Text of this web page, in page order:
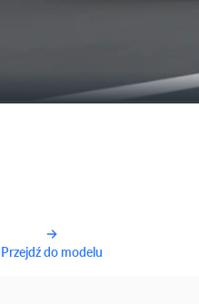
Przejdź do modelu